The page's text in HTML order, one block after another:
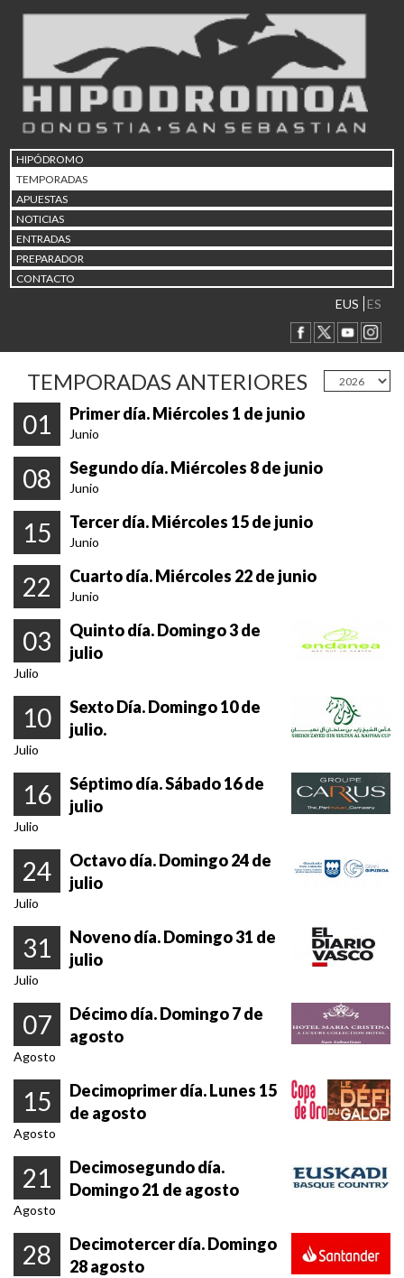
HIPÓDROMO
TEMPORADAS
APUESTAS
NOTICIAS
ENTRADAS
PREPARADOR
CONTACTO
EUS ES
TEMPORADAS ANTERIORES
01 Primer día. Miércoles 1 de junio
Junio
08 Segundo día. Miércoles 8 de junio
Junio
15 Tercer día. Miércoles 15 de junio
Junio
22 Cuarto día. Miércoles 22 de junio
Junio
03
Quinto día. Domingo 3 de
julio
Julio
10
Sexto Día. Domingo 10 de
julio.
Julio
16
Séptimo día. Sábado 16 de
julio
Julio
24
Octavo día. Domingo 24 de
julio
Julio
31
Noveno día. Domingo 31 de
julio
Julio
07
Décimo día. Domingo 7 de
agosto
Agosto
15
Decimoprimer día. Lunes 15
de agosto
Agosto
21
Decimosegundo día.
Domingo 21 de agosto
Agosto
28
Decimotercer día. Domingo
28 agosto